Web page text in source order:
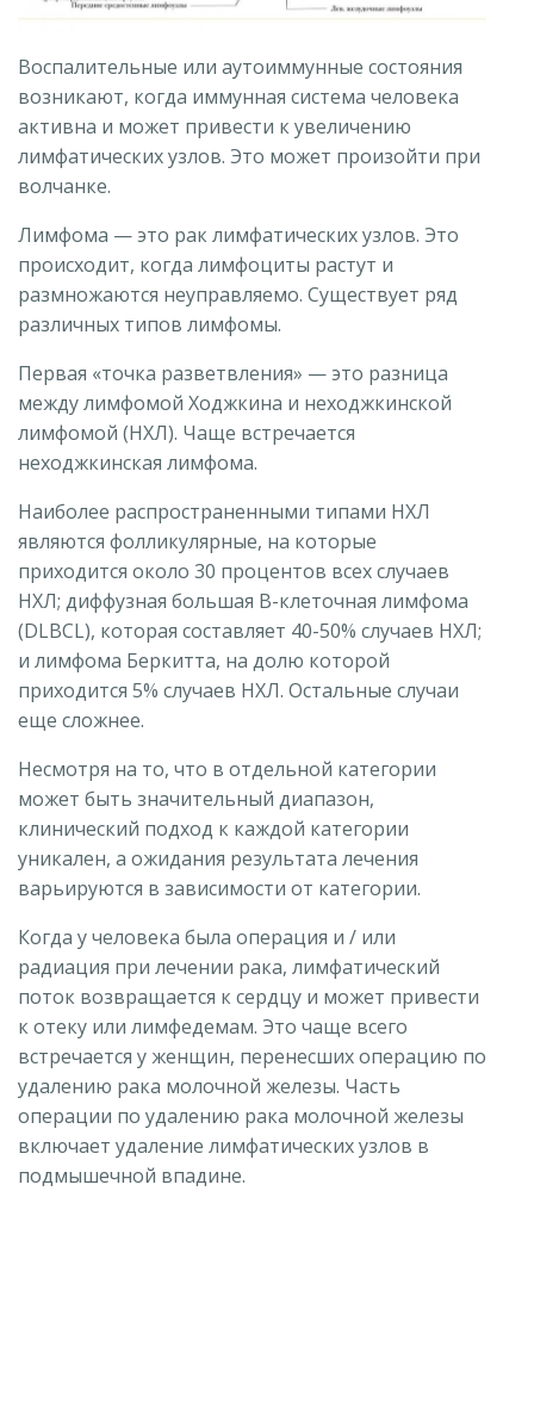
Воспалительные или аутоиммунные состояния
возникают, когда иммунная система человека
активна и может привести к увеличению
лимфатических узлов. Это может произойти при
волчанке.
Лимфома — это рак лимфатических узлов. Это
происходит, когда лимфоциты растут и
размножаются неуправляемо. Существует ряд
различных типов лимфомы.
Первая «точка разветвления» — это разница
между лимфомой Ходжкина и неходжкинской
лимфомой (НХЛ). Чаще встречается
неходжкинская лимфома.
Наиболее распространенными типами НХЛ
являются фолликулярные, на которые
приходится около 30 процентов всех случаев
НХЛ; диффузная большая В-клеточная лимфома
(DLBCL), которая составляет 40-50% случаев НХЛ;
и лимфома Беркитта, на долю которой
приходится 5% случаев НХЛ. Остальные случаи
еще сложнее.
Несмотря на то, что в отдельной категории
может быть значительный диапазон,
клинический подход к каждой категории
уникален, а ожидания результата лечения
варьируются в зависимости от категории.
Когда у человека была операция и / или
радиация при лечении рака, лимфатический
поток возвращается к сердцу и может привести
к отеку или лимфедемам. Это чаще всего
встречается у женщин, перенесших операцию по
удалению рака молочной железы. Часть
операции по удалению рака молочной железы
включает удаление лимфатических узлов в
подмышечной впадине.